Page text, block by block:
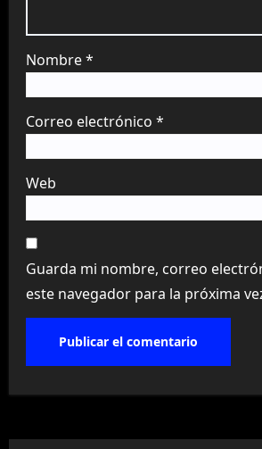
Nombre*
Correo electrónico *
Web
Guarda mi nombre, correo
este navegador para la próxima